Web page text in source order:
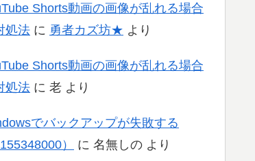
Shorts動画の画像が乱れる場合
処法 に 勇者カズ坊★ より
Shorts動画の画像が乱れる場合
処法 に 老 より
でバックアップが失敗する
）
に 名無しの より